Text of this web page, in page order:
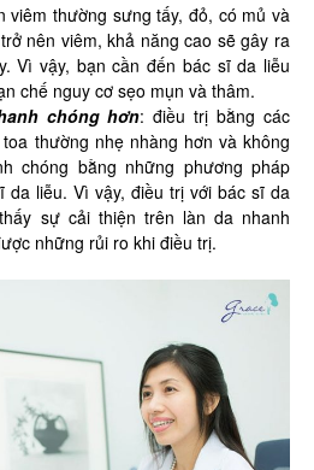
viêm thường sưng tấy, đỏ, có mủ và
nên viêm, khả năng cao sẽ gây ra
Vì vậy, bạn cần đến bác sĩ da liễu
chế nguy cơ sẹo mụn và thâm.
chóng hơn: điều trị bằng các
thường nhẹ nhàng hơn và không
chóng bằng những phương pháp
da liễu. Vì vậy, điều trị với bác sĩ da
sự cải thiện trên làn da nhanh
những rủi ro khi điều trị.